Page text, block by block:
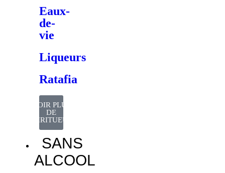
Eaux-
de-
vie
Liqueurs
Ratafia
VOIR PLUS
DE
SPIRITUEUX
SANS
ALCOOL